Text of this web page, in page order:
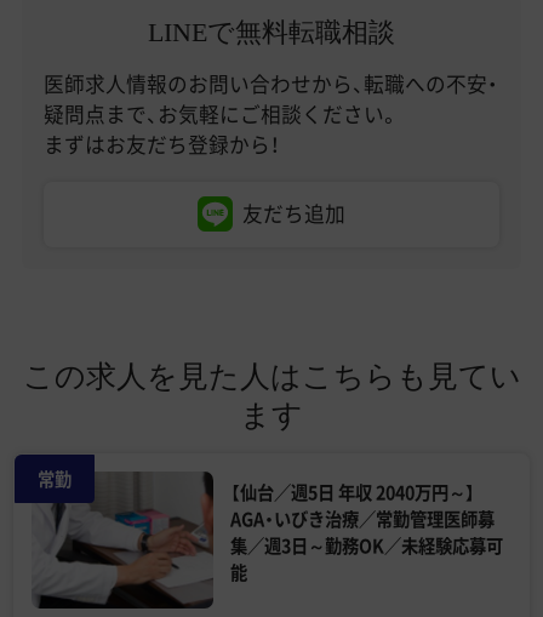
LINEで無料転職相談
医師求人情報のお問い合わせから、転職への不安・
疑問点まで、お気軽にご相談ください。
まずはお友だち登録から！
友だち追加
この求人を見た人はこちらも見てい
ます
常勤
【仙台／週5日 年収 2040万円～】
AGA・いびき治療／常勤管理医師募
集／週3日～勤務OK／未経験応募可
能